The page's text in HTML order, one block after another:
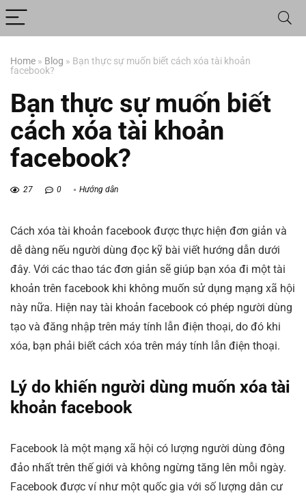
Home » Blog » Bạn thực sự muốn biết cách xóa tài khoản
facebook?
Bạn thực sự muốn biết
cách xóa tài khoản
facebook?
27 0 Hướng dẫn
Cách xóa tài khoản facebook được thực hiện đơn giản và
dễ dàng nếu người dùng đọc kỹ bài viết hướng dẫn dưới
đây. Với các thao tác đơn giản sẽ giúp bạn xóa đi một tài
khoản trên facebook khi không muốn sử dụng mạng xã hội
này nữa. Hiện nay tài khoản facebook có phép người dùng
tạo và đăng nhập trên máy tính lẫn điện thoại, do đó khi
xóa, bạn phải biết cách xóa trên máy tính lẫn điện thoại.
Lý do khiến người dùng muốn xóa tài
khoản facebook
Facebook là một mạng xã hội có lượng người dùng đông
đảo nhất trên thế giới và không ngừng tăng lên mỗi ngày.
Facebook được ví như một quốc gia với số lượng dân cư